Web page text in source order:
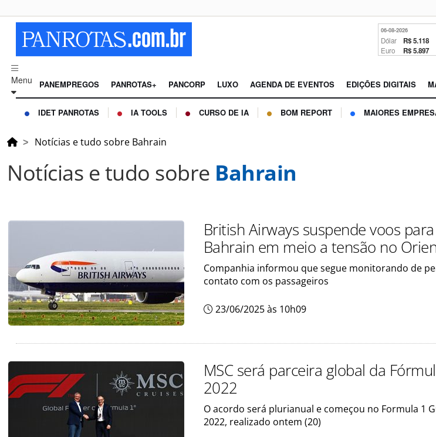
06-08-2026
Dólar R$ 5.118
Euro R$ 5.897
Menu PANEMPREGOS PANROTAS+ PANCORP LUXO AGENDA DE EVENTOS EDIÇÕES DIGITAIS
IDET PANROTAS IA TOOLS CURSO DE IA BOM REPORT MAIORES
Notícias e tudo sobre Bahrain
Notícias e tudo sobre Bahrain
British Airways suspende voos
Bahrain em meio a tensão no
Companhia informou que segue monitorando de
contato com os passageiros
23/06/2025 às 10h09
MSC será parceira global da
2022
O acordo será plurianual e começou no Formula 1
2022, realizado ontem (20)